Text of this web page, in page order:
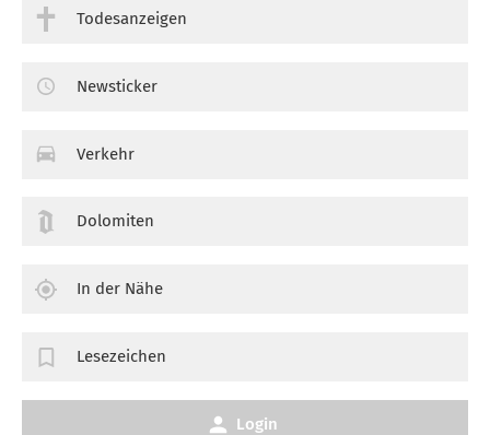
Todesanzeigen
Newsticker
Verkehr
Dolomiten
In der Nähe
Lesezeichen
Login